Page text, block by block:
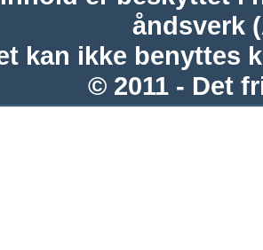
åndsverk
kan ikke benyttes
© 2011 - Det